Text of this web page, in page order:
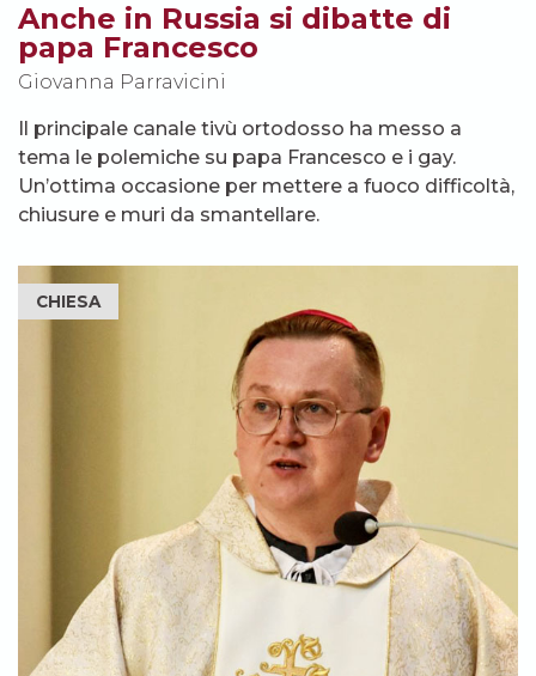
Anche in Russia si dibatte di
papa Francesco
Giovanna Parravicini
Il principale canale tivù ortodosso ha messo a
tema le polemiche su papa Francesco e i gay.
Un’ottima occasione per mettere a fuoco difficoltà,
chiusure e muri da smantellare.
CHIESA